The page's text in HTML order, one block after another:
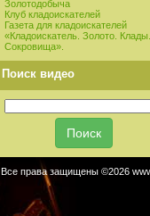
Золотодобыча
Клуб кладоискателей
Газета для кладоискателей
«Кладоискатель. Золото. Клады.
Сокровища».
Поиск видео
Все права защищены ©2026